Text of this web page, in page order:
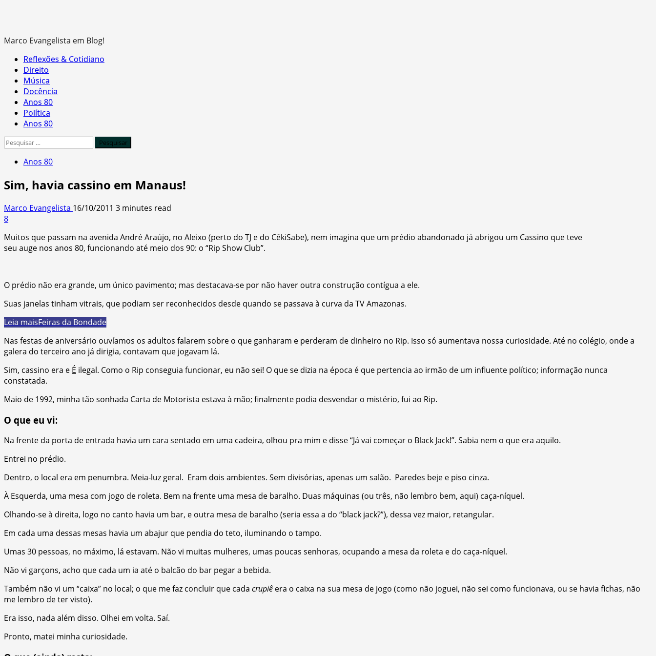
Marco Evangelista em Blog!
Primary
Menu
Reflexões & Cotidiano
Direito
Música
Docência
Anos 80
Política
Anos 80
Pesquisar
Anos 80
Sim, havia cassino em Manaus!
Marco Evangelista 16/10/2011 3 minutes read
8
Muitos que passam na avenida André Araújo, no Aleixo (perto do TJ e do CêkiSabe), nem imagina que um prédio abandonado já abrigou um Cassino que teve
seu auge nos anos 80, funcionando até meio dos 90: o “Rip Show Club”.
O prédio não era grande, um único pavimento; mas destacava-se por não haver outra construção contígua a ele.
Suas janelas tinham vitrais, que podiam ser reconhecidos desde quando se passava à curva da TV Amazonas.
Leia maisFeiras da Bondade
Nas festas de aniversário ouvíamos os adultos falarem sobre o que ganharam e perderam de dinheiro no Rip. Isso só aumentava nossa curiosidade. Até no colégio, onde a
galera do terceiro ano já dirigia, contavam que jogavam lá.
Sim, cassino era e É ilegal. Como o Rip conseguia funcionar, eu não sei! O que se dizia na época é que pertencia ao irmão de um influente político; informação nunca
constatada.
Maio de 1992, minha tão sonhada Carta de Motorista estava à mão; finalmente podia desvendar o mistério, fui ao Rip.
O que eu vi:
Na frente da porta de entrada havia um cara sentado em uma cadeira, olhou pra mim e disse “Já vai começar o Black Jack!”. Sabia nem o que era aquilo.
Entrei no prédio.
Dentro, o local era em penumbra. Meia-luz geral. Eram dois ambientes. Sem divisórias, apenas um salão. Paredes beje e piso cinza.
À Esquerda, uma mesa com jogo de roleta. Bem na frente uma mesa de baralho. Duas máquinas (ou três, não lembro bem, aqui) caça-níquel.
Olhando-se à direita, logo no canto havia um bar, e outra mesa de baralho (seria essa a do “black jack?”), dessa vez maior, retangular.
Em cada uma dessas mesas havia um abajur que pendia do teto, iluminando o tampo.
Umas 30 pessoas, no máximo, lá estavam. Não vi muitas mulheres, umas poucas senhoras, ocupando a mesa da roleta e do caça-níquel.
Não vi garçons, acho que cada um ia até o balcão do bar pegar a bebida.
Também não vi um “caixa” no local; o que me faz concluir que cada crupiê era o caixa na sua mesa de jogo (como não joguei, não sei como funcionava, ou se havia fichas, não
me lembro de ter visto).
Era isso, nada além disso. Olhei em volta. Saí.
Pronto, matei minha curiosidade.